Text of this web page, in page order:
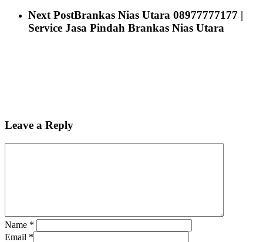
Next PostBrankas Nias Utara 08977777177 |
Service Jasa Pindah Brankas Nias Utara
Leave a Reply
Name *
Email *